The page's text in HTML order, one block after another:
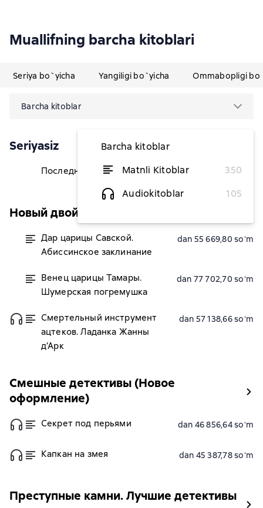
Muallifning barcha kitoblari
Seriya bo`yicha Yangiligi bo`yicha Ommabopligi
Barcha kitoblar
Barcha kitoblar
Matnli Kitoblar
350
Audiokitoblar
105
Seriyasiz
Последний ученик да Винчи dan 32 168,04 soʻm
Новый двойной артефакт & детектив
Дар царицы Савской.
Абиссинское заклинание
dan 55 669,80 soʻm
Венец царицы Тамары.
Шумерская погремушка
dan 77 702,70 soʻm
Смертельный инструмент
ацтеков. Ладанка Жанны
д’Арк
dan 57 138,66 soʻm
Смешные детективы (Новое
оформление)
Секрет под перьями dan 46 856,64 soʻm
Капкан на змея dan 45 387,78 soʻm
Преступные камни. Лучшие детективы